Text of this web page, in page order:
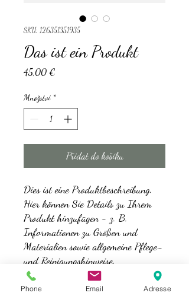
SKU: 126351351935
Das ist ein Produkt
45,00 €
Množství *
Přidat do košíku
Dies ist eine Produktbeschreibung.
Hier können Sie Details zu Ihrem
Produkt hinzufügen - z. B.
Informationen zu Größen und
Materialien sowie allgemeine Pflege-
und Reinigungshinweise.
Phone Email Adresse